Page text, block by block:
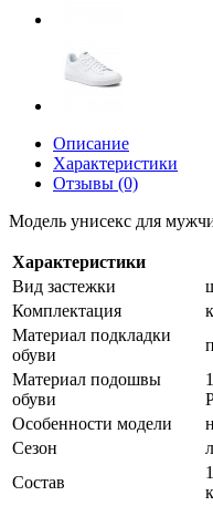
Описание
Характеристики
Отзывы (0)
Модель унисекс для
Характеристики
Вид застежки
Комплектация
Материал подкладки
обуви
Материал подошвы
обуви
Особенности модели
Сезон
Состав